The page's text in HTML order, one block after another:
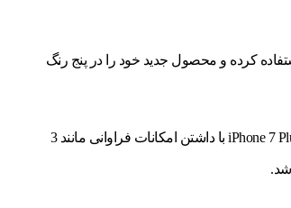
کرده و محصول جدید خود را در پنج رنگ
اگر داشتن گوشی موبایلی با امکانات زیاد برای شما در اولویت اول قرار دارد و اگر شما از آن دسته افرادی هستید که به قیمت زیاد اهمیت نمی‌دهند، آیفون7 پلاس 32| iPhone 7 Plus – 32 با داشتن امکانات فراوانی مانند 3